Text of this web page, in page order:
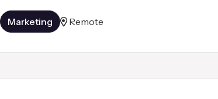
Marketing Remote